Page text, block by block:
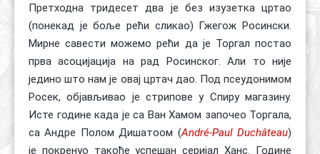
Претходна тридесет два је без изузетка цртао
(понекад је боље рећи сликао) Гжегож Росински.
Мирне савести можемо рећи да је Торгал постао
прва асоцијација на рад Росинског. Али то није
једино што нам је овај цртач дао. Под псеудонимом
Росек, објављивао је стрипове у Спиру магазину.
Исте године када је са Ван Хамом започео Торгала,
са Андре Полом Дишатоом (André-Paul Duchâteau)
је покренуо такође успешан серијал Ханс. Године